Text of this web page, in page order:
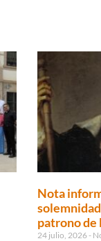
Nota
patrono de
24 julio, 2026